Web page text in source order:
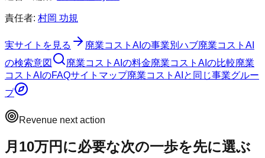
責任者: 村岡 功規
実サイトを見る 廃業コストAI の事業別ハブ廃業コストAI
の検索意図
廃業コストAI の料金廃業コストAI の比較廃業
コストAI のFAQサイトマップ廃業コストAI と同じ事業グルー
プ
Revenue next action
月10万円に必要な次の一歩を先に選ぶ